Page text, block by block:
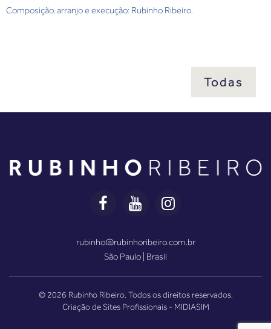
Composição, arranjo e execução: Rubinho Ribeiro.
Todas
rubinho@rubinhoribeiro.com.br
São Paulo | Brasil
© 2026 Rubinho Ribeiro. Todos os direitos reservados.
Criação de Sites Profissionais- MIDIASIM